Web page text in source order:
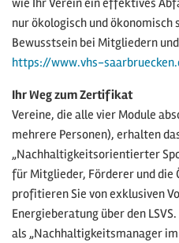
wie Ihr Verein ein effektives
nur ökologisch und ökonomisch
Bewusstsein bei Mitgliedern
https://www.vhs-
Ihr Weg zum Zertifikat
Vereine, die alle vier Module
mehrere Personen), erhalten
„Nachhaltigkeitsorientierter
für Mitglieder, Förderer und
profitieren Sie von exklusiven
Energieberatung über den
als „Nachhaltigkeitsmanager